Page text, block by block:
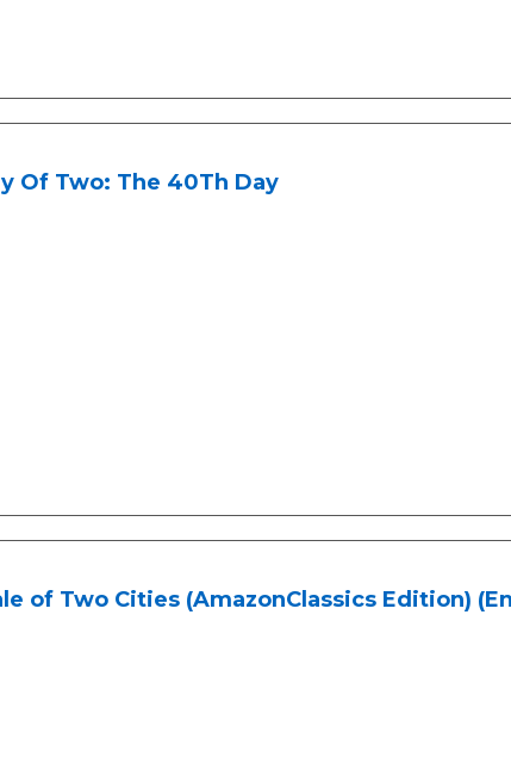
Of Two: The 40Th Day
of Two Cities (AmazonClassics Edition)